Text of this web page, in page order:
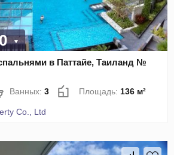
в Паттайе, Таиланд №
Ванных:3 Площадь: 136 м²
Co., Ltd